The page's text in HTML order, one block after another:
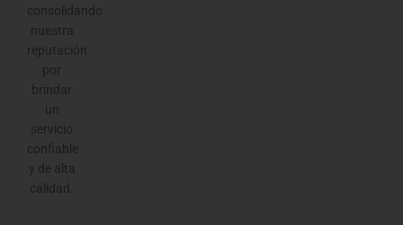
consolidando
nuestra
reputación
por
brindar
un
servicio
confiable
y de alta
calidad.